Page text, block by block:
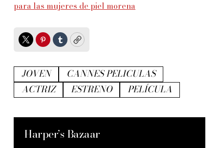
para las mujeres de piel morena
TwitterPinterest
TumblrCopy
JOVEN
CANNES PELICULAS
ACTRIZ
ESTRENO PELÍCULA
Harper’s Bazaar